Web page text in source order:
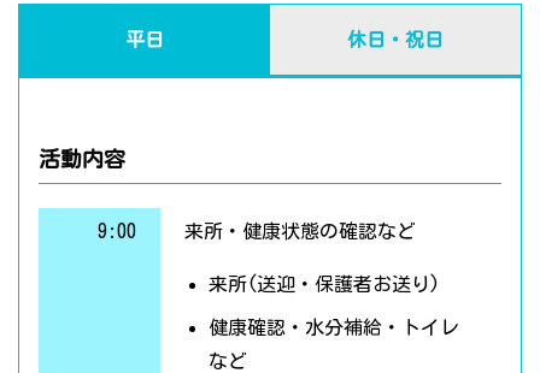
平日 休日・祝日
活動内容
9:00 来所・健康状態の確認など
来所(送迎・保護者お送り)
健康確認・水分補給・トイレ
など